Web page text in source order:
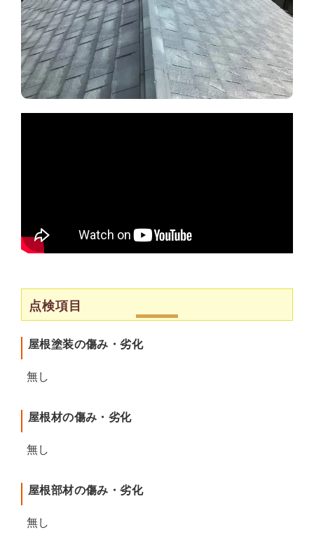
点検項目
屋根塗装の傷み・劣化
無し
屋根材の傷み・劣化
無し
屋根部材の傷み・劣化
無し